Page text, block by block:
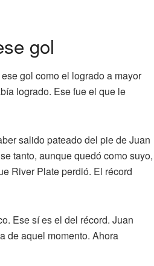
gol
gol como el logrado a mayor
logrado. Ese fue el que le
salido pateado del pie de Juan
tanto, aunque quedó como suyo,
River Plate perdió. El récord
Ese sí es el del récord. Juan
de aquel momento. Ahora